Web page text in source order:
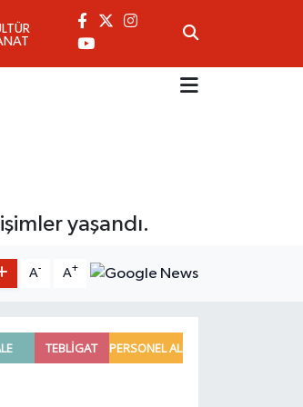
yaşandı.
A- A+